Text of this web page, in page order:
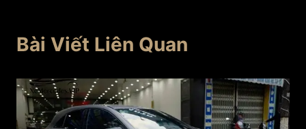
Bài Viết Liên Quan